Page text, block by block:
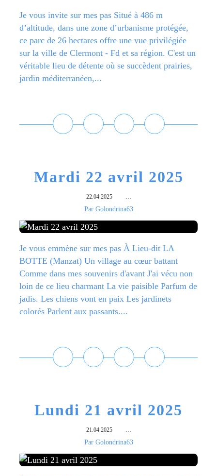
Je vous invite sur mes pas Situé à 486 m
d’altitude, dans une zone d’urbanisme protégée,
ce parc de 26 hectares offre une vue privilégiée
sur la ville de Clermont - Fd et sa région. C'est un
véritable lieu de détente où se succèdent prairies,
jardin méditerranéen,...
Mardi 22 avril 2025
22.04.2025 …
Par Golondrina63
Je vous emmène sur mes pas À Lieu-dit LA
BOTTE (Manzat) Un village au cœur battant
Comme dans mes souvenirs d'avant J'ai vécu non
loin de ce lieu charmant La vie paisible Parfum de
jadis. Les chiens vont en paix Les jardinets
colorés Parlent aux passants....
Lundi 21 avril 2025
21.04.2025 …
Par Golondrina63